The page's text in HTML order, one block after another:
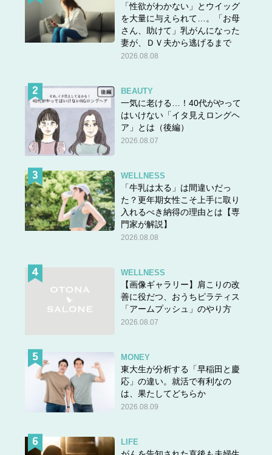
「性欲がわかない」とウイッグ
を大量に与えられて…。「お母
さん、助けて」乳がんになった
妻が、ＤＶ夫から逃げるまで
2026.08.08
BEAUTY
一気に老ける…！40代がやって
はいけない「イタ見えロングヘ
ア」とは（後編）
2026.08.07
WELLNESS
「牛乳は太る」は間違いだっ
た？更年期女性こそ上手に取り
入れるべき納得の理由とは【専
門家が解説】
2026.08.08
WELLNESS
【画像ギャラリー】肩こりの改
善に役だつ、おうちピラティス
「アームプッシュ」のやり方
2026.08.07
MONEY
東大生が分析する「早稲田と慶
応」の違い。就活で有利なの
は、果たしてどちらか
2026.08.09
LIFE